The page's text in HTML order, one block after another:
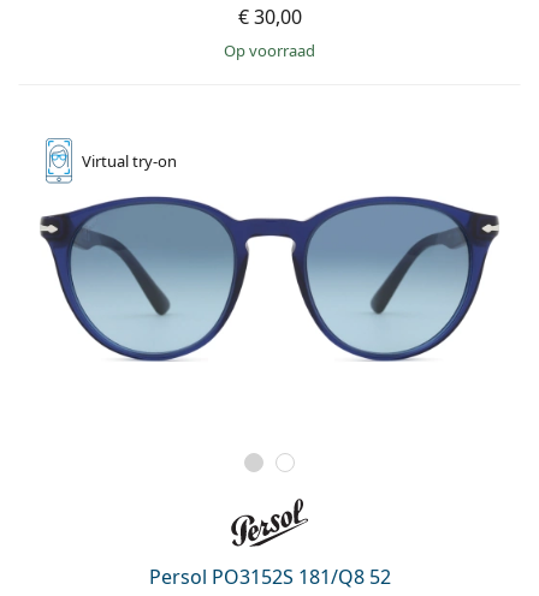
€ 30,00
op voorraad
Virtualtry-on
Persol PO3152S 181/Q8 52